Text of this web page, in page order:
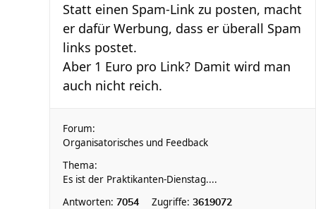
Statt einen Spam-Link zu posten, macht
er dafür Werbung, dass er überall Spam
links postet.
Aber 1 Euro pro Link? Damit wird man
auch nicht reich.
Forum:
Organisatorisches und Feedback
Thema:
Es ist der Praktikanten-Dienstag....
Antworten: 7054 Zugriffe: 3619072